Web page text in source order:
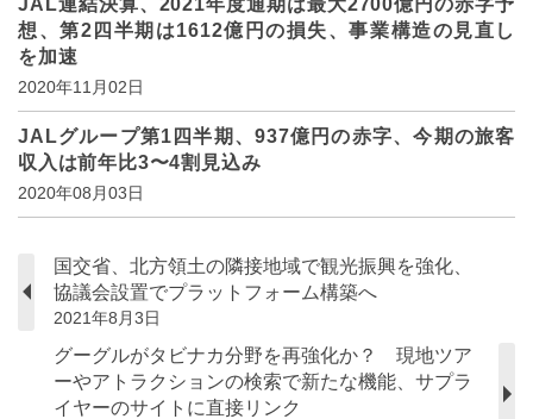
想、第2四半期は1612億円の損失、事業構造の見直し
を加速
2020年11月02日
JALグループ第1四半期、937億円の赤字、今期の旅客
収入は前年比3〜4割見込み
2020年08月03日
国交省、北方領土の隣接地域で観光振興を強化、
協議会設置でプラットフォーム構築へ
2021年8月3日
グーグルがタビナカ分野を再強化か？ 現地ツア
ーやアトラクションの検索で新たな機能、サプラ
イヤーのサイトに直接リンク